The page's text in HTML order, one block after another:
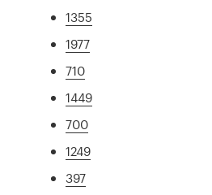
1355
1977
710
1449
700
1249
397